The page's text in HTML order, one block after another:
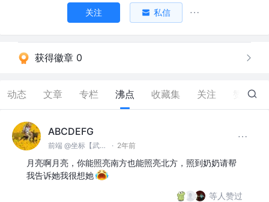
关注 私信
获得徽章 0
动态 文章 专栏 沸点 收藏集 关注 23
ABCDEFG
前端 @坐标【武汉】 · 2年前
月亮啊月亮，你能照亮南方也能照亮北方，照到奶奶请帮
我告诉她我很想她
等人赞过